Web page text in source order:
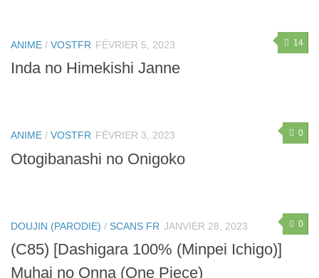
14
ANIME / VOSTFR FÉVRIER 5, 2023
Inda no Himekishi Janne
0
ANIME / VOSTFR FÉVRIER 3, 2023
Otogibanashi no Onigoko
0
DOUJIN (PARODIE) / SCANS FR JANVIER 28, 2023
(C85) [Dashigara 100% (Minpei Ichigo)]
Muhai no Onna (One Piece)